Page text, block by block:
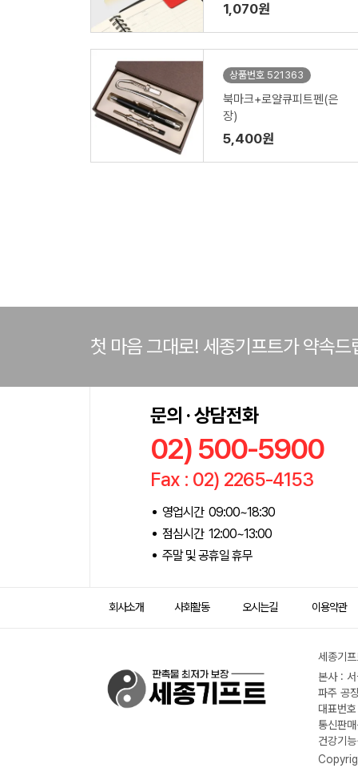
1,070원
상품번호 521363
북마크+로얄큐피트펜(은
장)
5,400원
첫 마음 그대로! 세종기프트가 약속드
문의 · 상담전화
02) 500-5900
Fax : 02) 2265-4153
영업시간 09:00~18:30
점심시간 12:00~13:00
주말 및 공휴일 휴무
회사소개 사회활동 오시는길 이용약관
세종기
본사 :
파주 공
대표번
통신판
건강기